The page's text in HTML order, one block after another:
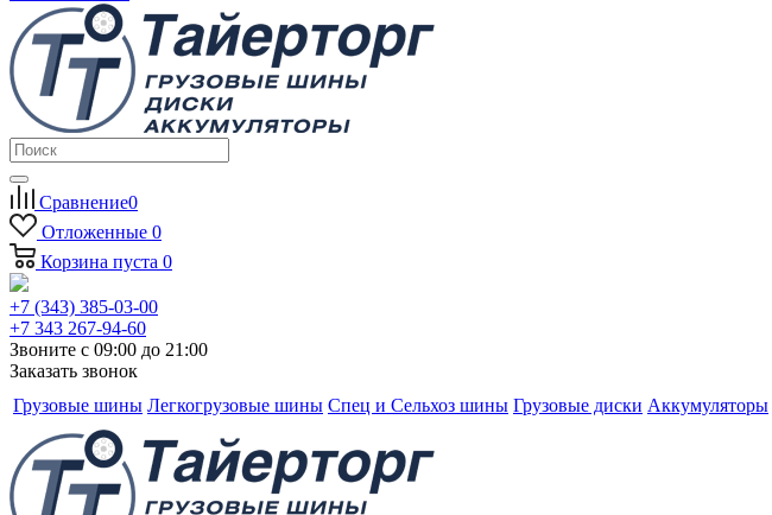
Сравнение0
Отложенные 0
Корзина пуста 0
+7 (343) 385-03-00
+7 343 267-94-60
Звоните с 09:00 до 21:00
Заказать звонок
Грузовые шины Легкогрузовые шины Спец и Сельхоз шины Грузовые диски Аккумуляторы